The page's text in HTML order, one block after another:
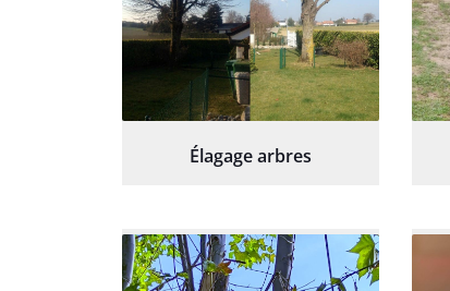
Élagage arbres